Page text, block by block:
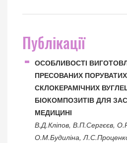
Публікації
ОСОБЛИВОСТІ
ПРЕСОВАНИХ ПОРУВАТИХ
СКЛОКЕРАМІЧНИХ
БІОКОМПОЗИТІВ ДЛЯ
МЕДИЦИНІ
В.Д.Кліпов, В.П.Сергєєв,
О.М.Будиліна,